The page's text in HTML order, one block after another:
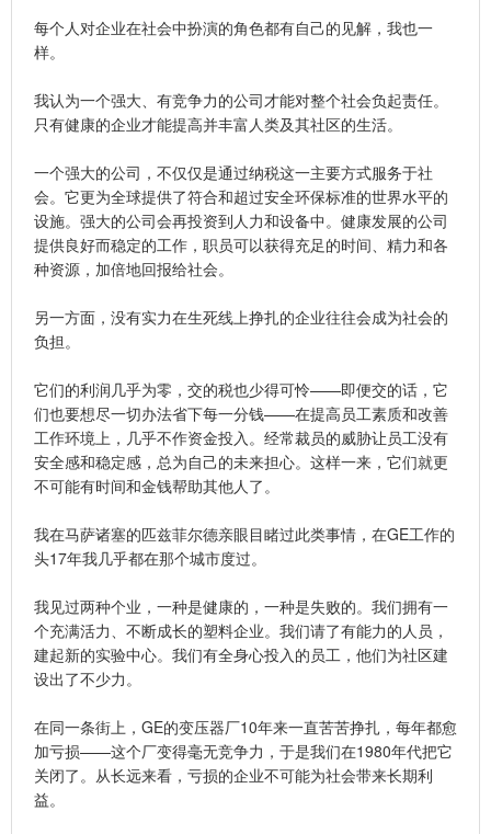
每个人对企业在社会中扮演的角色都有自己的见解，我也一
样。
我认为一个强大、有竞争力的公司才能对整个社会负起责任。
只有健康的企业才能提高并丰富人类及其社区的生活。
一个强大的公司，不仅仅是通过纳税这一主要方式服务于社
会。它更为全球提供了符合和超过安全环保标准的世界水平的
设施。强大的公司会再投资到人力和设备中。健康发展的公司
提供良好而稳定的工作，职员可以获得充足的时间、精力和各
种资源，加倍地回报给社会。
另一方面，没有实力在生死线上挣扎的企业往往会成为社会的
负担。
它们的利润几乎为零，交的税也少得可怜——即便交的话，它
们也要想尽一切办法省下每一分钱——在提高员工素质和改善
工作环境上，几乎不作资金投入。经常裁员的威胁让员工没有
安全感和稳定感，总为自己的未来担心。这样一来，它们就更
不可能有时间和金钱帮助其他人了。
我在马萨诸塞的匹兹菲尔德亲眼目睹过此类事情，在GE工作的
头17年我几乎都在那个城市度过。
我见过两种个业，一种是健康的，一种是失败的。我们拥有一
个充满活力、不断成长的塑料企业。我们请了有能力的人员，
建起新的实验中心。我们有全身心投入的员工，他们为社区建
设出了不少力。
在同一条街上，GE的变压器厂10年来一直苦苦挣扎，每年都愈
加亏损——这个厂变得毫无竞争力，于是我们在1980年代把它
关闭了。从长远来看，亏损的企业不可能为社会带来长期利
益。